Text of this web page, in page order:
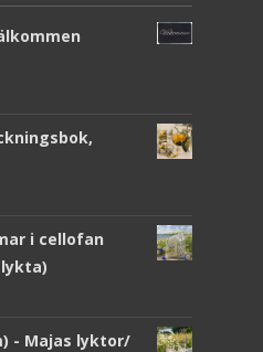
i cellofan
- Majas lyktor/